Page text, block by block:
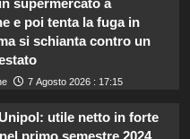
supermercato a
e poi tenta la fuga in
si schianta contro un
7 Agosto 2026 : 17:15
utile netto in forte
primo semestre 2024